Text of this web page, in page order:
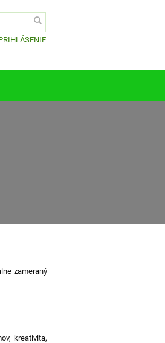
zameraný
kreativita,